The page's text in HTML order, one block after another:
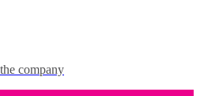
company